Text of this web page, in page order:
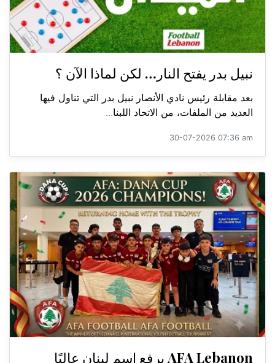
نبيل بدر يفتح النار… لكن لماذا الآن ؟
بعد مقابلة رئيس نادي الأنصار نبيل بدر التي تناول فيها
العديد من الملفات، من الاتحاد اللبنا...
30-07-2026 07:36 am
AFA Lebanon يرفع اسم لبنان عاليًا